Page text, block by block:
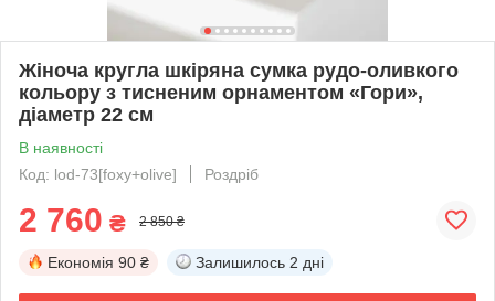
Жіноча кругла шкіряна сумка рудо-оливкого
кольору з тисненим орнаментом «Гори»,
діаметр 22 см
В наявності
Код: lod-73[foxy+olive]
Роздріб
2 760 ₴ 2 850 ₴
Економія 90 ₴ Залишилось 2 дні